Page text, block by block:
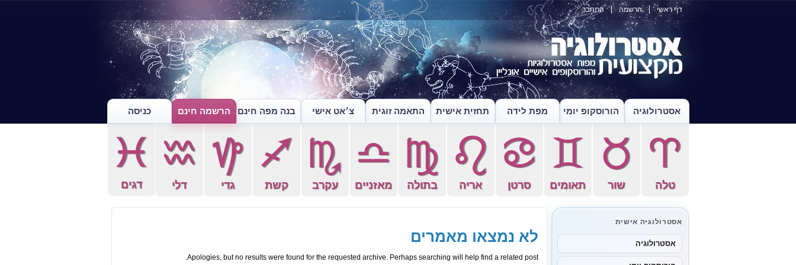
דף ראשי הרשמה התחבר
אסטרולוגיה הורוסקופ יומי מפת לידה תחזית אישית התאמה זוגית צ׳אט אישי בנה מפה חינם הרשמה חינם כניסה
a
טלה
s
שור
d
תאומים
f
סרטן
g
אריה
h
בתולה
j
מאזניים
k
עקרב
l
קשת
z
גדי
x
דלי
c
דגים
אסטרולוגיה אישית
אסטרולוגיה לא נמצאו מאמרים
Apologies, but no results were found for the requested archive. Perhaps searching will help find a related post.